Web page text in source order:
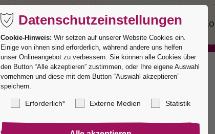
Ringe Service Manufaktur
Datenschutzeinstellungen
Cookie-Hinweis: Wir setzen auf unserer Website Cookies ein.
Einige von ihnen sind erforderlich, während andere uns helfen
unser Onlineangebot zu verbessern. Sie können alle Cookies über
den Button “Alle akzeptieren” zustimmen, oder Ihre eigene Auswahl
vornehmen und diese mit dem Button “Auswahl akzeptieren”
speichern.
Erforderlich* Externe Medien Statistik